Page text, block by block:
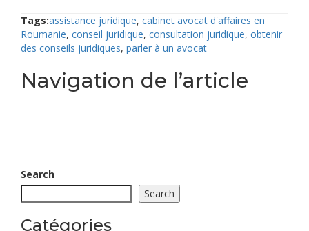
Tags:assistance juridique, cabinet avocat d'affaires en
Roumanie, conseil juridique, consultation juridique, obtenir
des conseils juridiques, parler à un avocat
Navigation de l’article
Search
Search
Catégories